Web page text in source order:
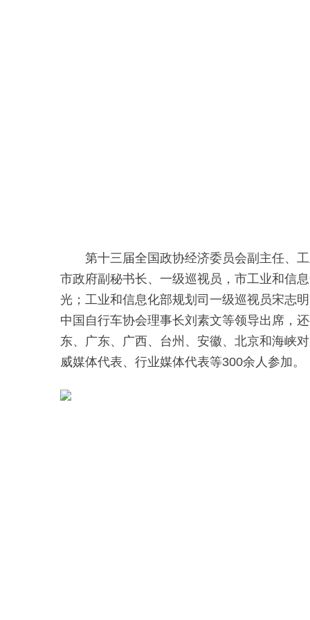
第十三届全国政协经济委员会副主任、
市政府副秘书长、一级巡视员，市工业和信
光；工业和信息化部规划司一级巡视员宋志
中国自行车协会理事长刘素文等领导出席，
东、广东、广西、台州、安徽、北京和海峡
威媒体代表、行业媒体代表等300余人参加。